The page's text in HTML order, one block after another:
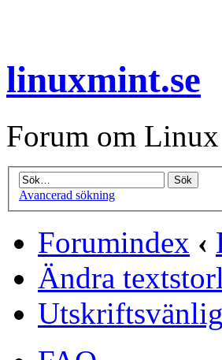
linuxmint.se
Forum om
Avancerad sökning
Forumindex ‹
Ändra